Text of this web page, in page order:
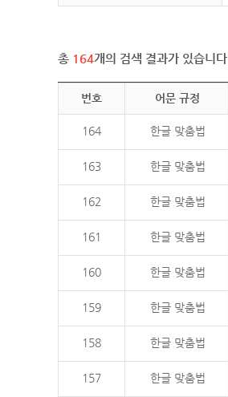
총 164개의 검색 결과가 있습니다.
번호 어문 규정
164 한글 맞춤법
163 한글 맞춤법
162 한글 맞춤법
161 한글 맞춤법
160 한글 맞춤법
159 한글 맞춤법
158 한글 맞춤법
157 한글 맞춤법